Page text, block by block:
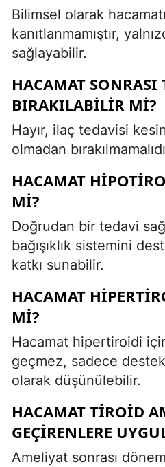
Bilimsel olarak
kanıtlanmamıştır,
sağlayabilir.
HACAMAT
BIRAKILABILIR MI?
Hayır, ilaç tedavisi
olmadan
HACAMAT
MI?
Doğrudan bir tedavi
bağışıklık sistemini
katkı sunabilir.
HACAMAT
MI?
Hacamat hipertiroidi
geçmez, sadece
olarak düşünülebilir.
HACAMAT TIROID
GEÇIRENLERE
Ameliyat sonrası